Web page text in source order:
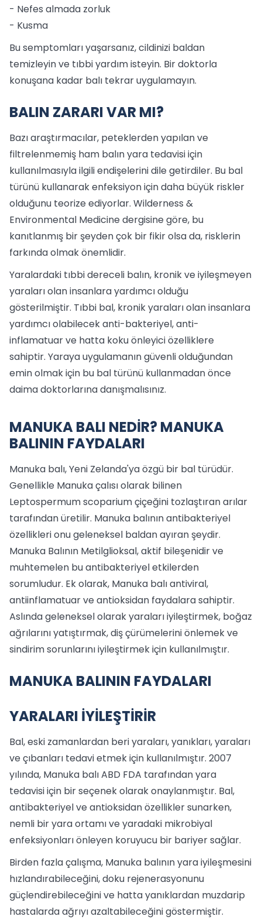
- Nefes almada zorluk
- Kusma
Bu semptomları yaşarsanız, cildinizi baldan
temizleyin ve tıbbi yardım isteyin. Bir doktorla
konuşana kadar balı tekrar uygulamayın.
BALIN ZARARI VAR MI?
Bazı araştırmacılar, peteklerden yapılan ve
filtrelenmemiş ham balın yara tedavisi için
kullanılmasıyla ilgili endişelerini dile getirdiler. Bu bal
türünü kullanarak enfeksiyon için daha büyük riskler
olduğunu teorize ediyorlar. Wilderness &
Environmental Medicine dergisine göre, bu
kanıtlanmış bir şeyden çok bir fikir olsa da, risklerin
farkında olmak önemlidir.
Yaralardaki tıbbi dereceli balın, kronik ve iyileşmeyen
yaraları olan insanlara yardımcı olduğu
gösterilmiştir. Tıbbi bal, kronik yaraları olan insanlara
yardımcı olabilecek anti-bakteriyel, anti-
inflamatuar ve hatta koku önleyici özelliklere
sahiptir. Yaraya uygulamanın güvenli olduğundan
emin olmak için bu bal türünü kullanmadan önce
daima doktorlarına danışmalısınız.
MANUKA BALI NEDİR? MANUKA
BALININ FAYDALARI
Manuka balı, Yeni Zelanda'ya özgü bir bal türüdür.
Genellikle Manuka çalısı olarak bilinen
Leptospermum scoparium çiçeğini tozlaştıran arılar
tarafından üretilir. Manuka balının antibakteriyel
özellikleri onu geleneksel baldan ayıran şeydir.
Manuka Balının Metilglioksal, aktif bileşenidir ve
muhtemelen bu antibakteriyel etkilerden
sorumludur. Ek olarak, Manuka balı antiviral,
antiinflamatuar ve antioksidan faydalara sahiptir.
Aslında geleneksel olarak yaraları iyileştirmek, boğaz
ağrılarını yatıştırmak, diş çürümelerini önlemek ve
sindirim sorunlarını iyileştirmek için kullanılmıştır.
MANUKA BALININ FAYDALARI
YARALARI İYİLEŞTİRİR
Bal, eski zamanlardan beri yaraları, yanıkları, yaraları
ve çıbanları tedavi etmek için kullanılmıştır. 2007
yılında, Manuka balı ABD FDA tarafından yara
tedavisi için bir seçenek olarak onaylanmıştır. Bal,
antibakteriyel ve antioksidan özellikler sunarken,
nemli bir yara ortamı ve yaradaki mikrobiyal
enfeksiyonları önleyen koruyucu bir bariyer sağlar.
Birden fazla çalışma, Manuka balının yara iyileşmesini
hızlandırabileceğini, doku rejenerasyonunu
güçlendirebileceğini ve hatta yanıklardan muzdarip
hastalarda ağrıyı azaltabileceğini göstermiştir.